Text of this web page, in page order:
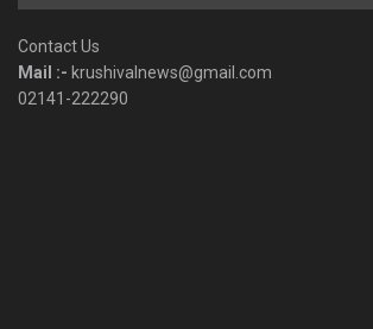
Contact Us
Mail :- krushivalnews@gmail.com
02141-222290